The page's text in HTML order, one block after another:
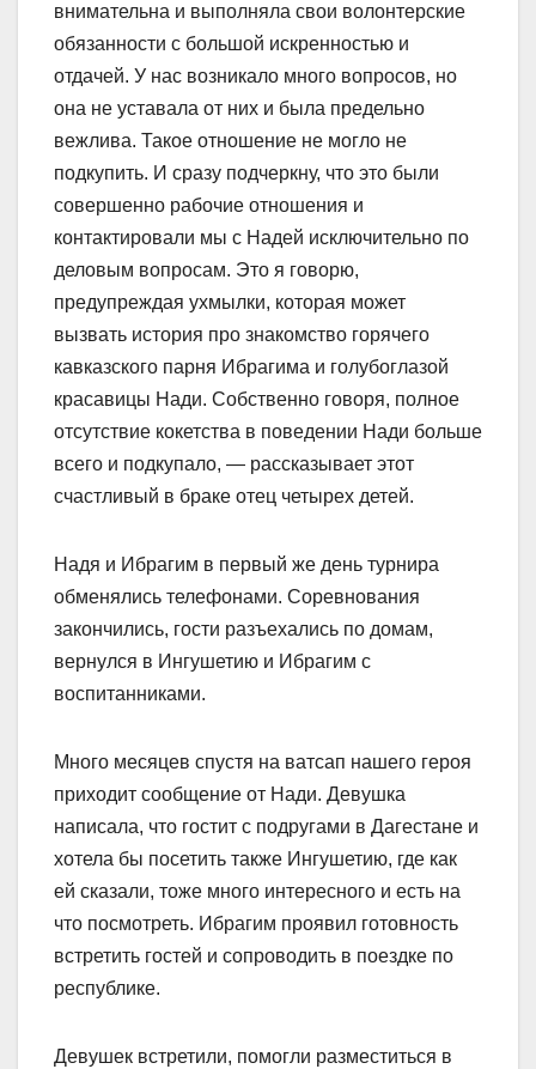
внимательна и выполняла свои волонтерские
обязанности с большой искренностью и
отдачей. У нас возникало много вопросов, но
она не уставала от них и была предельно
вежлива. Такое отношение не могло не
подкупить. И сразу подчеркну, что это были
совершенно рабочие отношения и
контактировали мы с Надей исключительно по
деловым вопросам. Это я говорю,
предупреждая ухмылки, которая может
вызвать история про знакомство горячего
кавказского парня Ибрагима и голубоглазой
красавицы Нади. Собственно говоря, полное
отсутствие кокетства в поведении Нади больше
всего и подкупало, — рассказывает этот
счастливый в браке отец четырех детей.
Надя и Ибрагим в первый же день турнира
обменялись телефонами. Соревнования
закончились, гости разъехались по домам,
вернулся в Ингушетию и Ибрагим с
воспитанниками.
Много месяцев спустя на ватсап нашего героя
приходит сообщение от Нади. Девушка
написала, что гостит с подругами в Дагестане и
хотела бы посетить также Ингушетию, где как
ей сказали, тоже много интересного и есть на
что посмотреть. Ибрагим проявил готовность
встретить гостей и сопроводить в поездке по
республике.
Девушек встретили, помогли разместиться в